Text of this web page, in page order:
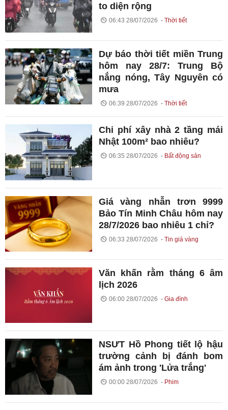
to diện rộng
06:43 28/07/2026 Thời tiết
Dự báo thời tiết miền Trung
hôm nay 28/7: Trung Bộ
nắng nóng, Tây Nguyên có
mưa
06:39 28/07/2026 Thời tiết
Chi phí xây nhà 2 tầng mái
Nhật 100m² bao nhiêu?
06:35 28/07/2026 Bất động sản
Giá vàng nhẫn trơn 9999
Bảo Tín Minh Châu hôm nay
28/7/2026 bao nhiêu 1 chỉ?
06:33 28/07/2026 Tin giá vàng
Văn khấn rằm tháng 6 âm
lịch 2026
06:00 28/07/2026 Gia đình
NSƯT Hồ Phong tiết lộ hậu
trường cảnh bị đánh bom
ám ảnh trong 'Lửa trắng'
00:00 28/07/2026 Phim